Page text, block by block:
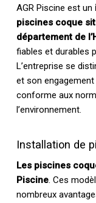
AGR Piscine est un
piscines coque
département de
fiables et durables
L’entreprise se
et son
conforme aux
l’environnement.
Installation de
Les piscines
Piscine. Ces
nombreux